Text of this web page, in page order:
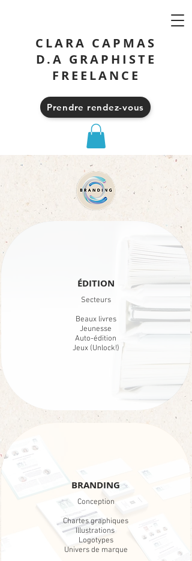
Prendre rendez-vous
CLARA CAPMAS
D.A GRAPHISTE
FREELANCE
ÉDITION
Secteurs
Beaux livres
Jeunesse
Auto-édition
Jeux (Unlock!)
BRANDING
Conception
Chartes graphiques
Illustrations
Logotypes
Univers de marque